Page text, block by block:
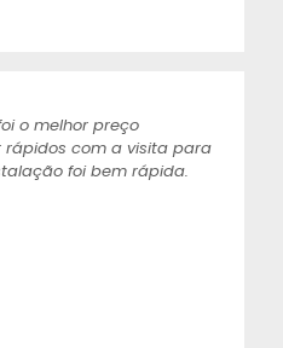
o melhor preço
com a visita para
foi bem rápida.